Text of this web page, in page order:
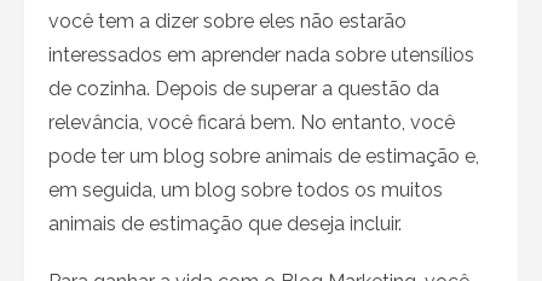
você tem a dizer sobre eles não estarão
interessados ​​em aprender nada sobre utensílios
de cozinha. Depois de superar a questão da
relevância, você ficará bem. No entanto, você
pode ter um blog sobre animais de estimação e,
em seguida, um blog sobre todos os muitos
animais de estimação que deseja incluir.